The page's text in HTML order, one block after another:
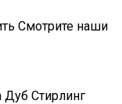
Смотрите наши
Стирлинг